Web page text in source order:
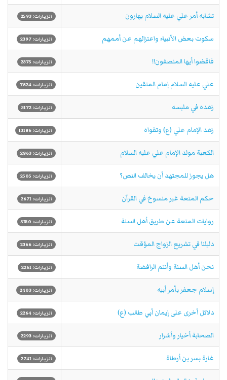
تشابه أمر علي عليه السلام بهارون الزيارات: 2593
سكوت بعض الأنبياء واعتزالهم عن أممهم الزيارات: 2397
فاقضوا أيها المنصفون!! الزيارات: 2375
علي عليه السلام إمام المتقين الزيارات: 7824
زهده في ملبسه الزيارات: 3172
زهد الإمام علي (ع) وتقواه الزيارات: 13186
الكعبة مولد الإمام علي عليه السلام الزيارات: 2863
هل يجوز للمجتهد أن يخالف النص؟ الزيارات: 2505
حكم المتعة غير منسوخ في القرآن الزيارات: 2671
روايات المتعة عن طريق أهل السنة الزيارات: 5150
دليلنا في تشريع الزواج المؤقت الزيارات: 2366
نحن أهل السنة وأنتم الرافضة الزيارات: 2261
إسلام جعفر بأمر أبيه الزيارات: 2403
دلائل أخرى على إيمان أبي طالب (ع) الزيارات: 2264
الصحابة أخيار وأشرار الزيارات: 2293
غارة بسر بن أرطاة الزيارات: 2741